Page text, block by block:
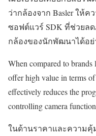
ว่ากล้องจาก Basler ให้
ซอฟต์แวร์ SDK ที่ช่วยล
กล้องของนักพัฒนาได้อ
When compared to
offer high value in terms
effectively reduces the
controlling camera
ในด้านราคาและความคุ้